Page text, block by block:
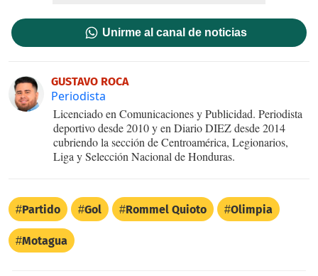
Unirme al canal de noticias
GUSTAVO ROCA
Periodista
Licenciado en Comunicaciones y Publicidad. Periodista
deportivo desde 2010 y en Diario DIEZ desde 2014
cubriendo la sección de Centroamérica, Legionarios,
Liga y Selección Nacional de Honduras.
Partido Gol Rommel Quioto Olimpia
Motagua